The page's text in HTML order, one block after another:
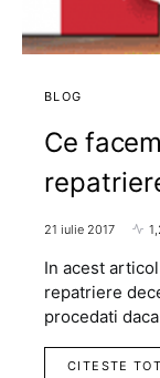
BLOG
Ce
21 iulie 2017
In acest
repatriere
procedati
CITESTE TOT